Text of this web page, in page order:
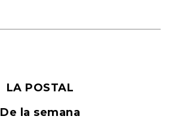
LA POSTAL
De la semana